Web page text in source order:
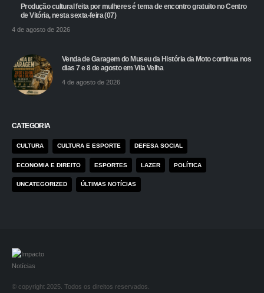
Produção cultural feita por mulheres é tema de encontro gratuito no Centro
de Vitória, nesta sexta-feira (07)
4 de agosto de 2026
Venda de Garagem do Museu da História da Moto continua nos
dias 7 e 8 de agosto em Vila Velha
4 de agosto de 2026
CATEGORIA
CULTURA CULTURA E ESPORTE DEFESA SOCIAL
ECONOMIA E DIREITO ESPORTES LAZER POLÍTICA
UNCATEGORIZED ÚLTIMAS NOTÍCIAS
© copyright 2025. Todos os direitos reservados.